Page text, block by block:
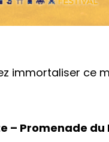
immortaliser ce
– Promenade du